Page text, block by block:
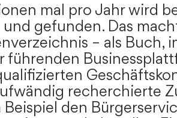
mal pro Jahr wird
gefunden. Das
– als Buch,
führenden
recherchierte
den